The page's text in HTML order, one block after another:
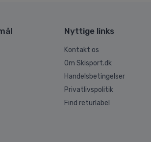
Nyttige links
Kontakt os
Om Skisport.dk
Handelsbetingelser
Privatlivspolitik
Find returlabel